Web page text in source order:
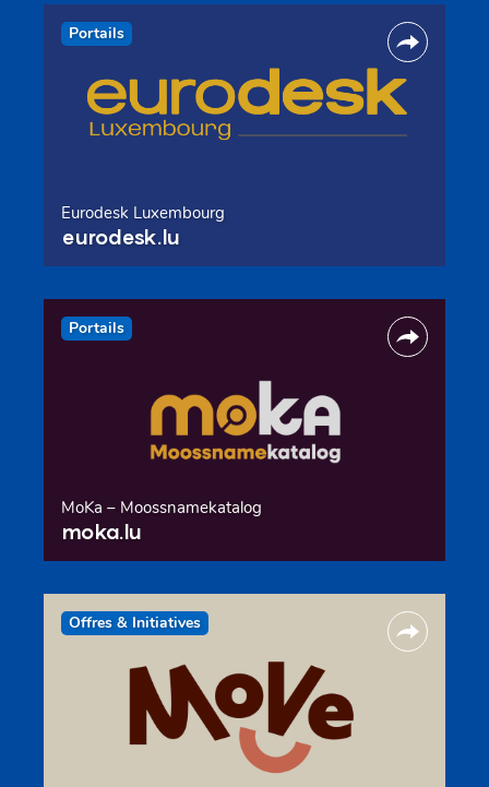
Portails
Eurodesk Luxembourg
eurodesk.lu
Portails
MoKa – Moossnamekatalog
moka.lu
Offres & Initiatives